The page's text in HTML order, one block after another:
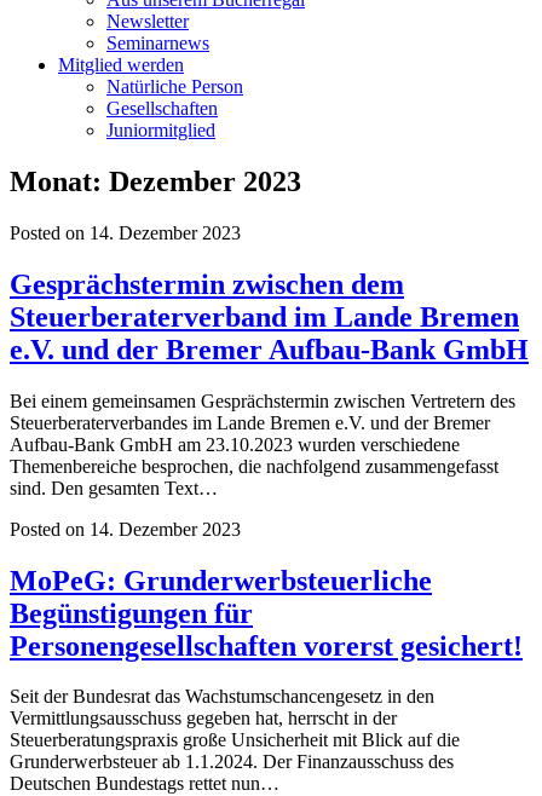
Newsletter
Seminarnews
Mitglied werden
Natürliche Person
Gesellschaften
Juniormitglied
Monat: Dezember 2023
Posted on 14. Dezember 2023
Gesprächstermin zwischen dem
Steuerberaterverband im Lande Bremen
e.V. und der Bremer Aufbau-Bank GmbH
Bei einem gemeinsamen Gesprächstermin zwischen Vertretern des
Steuerberaterverbandes im Lande Bremen e.V. und der Bremer
Aufbau-Bank GmbH am 23.10.2023 wurden verschiedene
Themenbereiche besprochen, die nachfolgend zusammengefasst
sind. Den gesamten Text…
Posted on 14. Dezember 2023
MoPeG: Grunderwerbsteuerliche
Begünstigungen für
Personengesellschaften vorerst gesichert!
Seit der Bundesrat das Wachstumschancengesetz in den
Vermittlungsausschuss gegeben hat, herrscht in der
Steuerberatungspraxis große Unsicherheit mit Blick auf die
Grunderwerbsteuer ab 1.1.2024. Der Finanzausschuss des
Deutschen Bundestags rettet nun…